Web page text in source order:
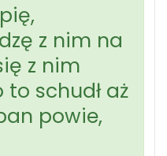
z nim na
z nim
schudł aż
powie,